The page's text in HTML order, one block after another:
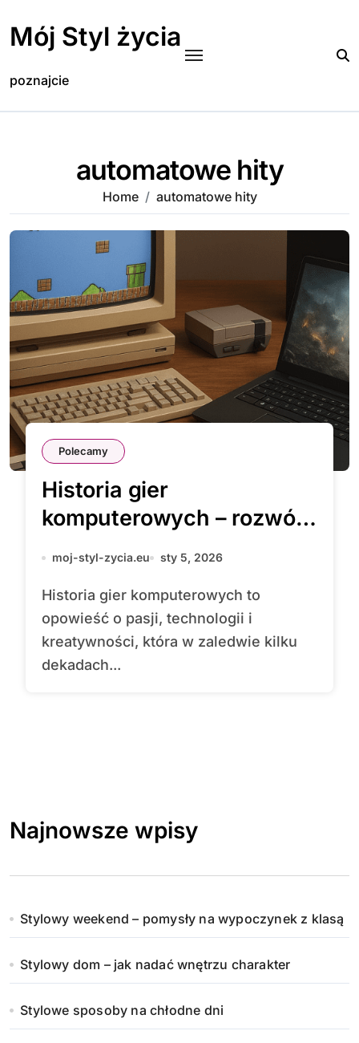
content
Mój Styl życia
poznajcie
automatowe hity
Home automatowe hity
Polecamy
Historia gier
komputerowych – rozwój
branży
moj-styl-zycia.eu sty 5, 2026
Historia gier komputerowych to
opowieść o pasji, technologii i
kreatywności, która w zaledwie kilku
dekadach...
Najnowsze wpisy
Stylowy weekend – pomysły na wypoczynek z klasą
Stylowy dom – jak nadać wnętrzu charakter
Stylowe sposoby na chłodne dni